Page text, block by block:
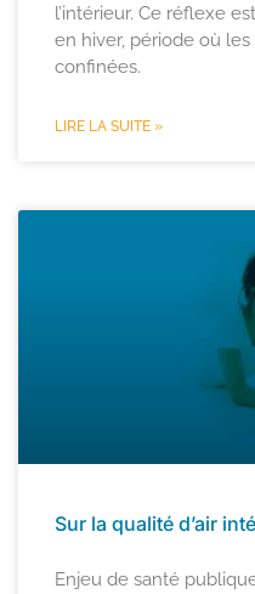
l’intérieur. Ce réflexe
en hiver, période où
confinées.
LIRE LA SUITE »
Sur la qualité d’air
Enjeu de santé